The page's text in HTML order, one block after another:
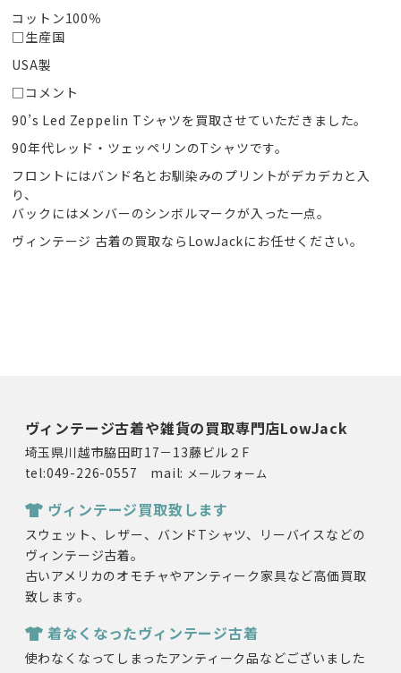
コットン100％
□生産国
USA製
□コメント
90’s Led Zeppelin Tシャツを買取させていただきました。
90年代レッド・ツェッペリンのTシャツです。
フロントにはバンド名とお馴染みのプリントがデカデカと入
り、
バックにはメンバーのシンボルマークが入った一点。
ヴィンテージ 古着の買取ならLowJackにお任せください。
ヴィンテージ古着や雑貨の買取専門店LowJack
埼玉県川越市脇田町17－13藤ビル２F
tel:049-226-0557 mail: メールフォーム
ヴィンテージ買取致します
スウェット、レザー、バンドTシャツ、リーバイスなどの
ヴィンテージ古着。
古いアメリカのオモチャやアンティーク家具など高価買取
致します。
着なくなったヴィンテージ古着
使わなくなってしまったアンティーク品などございました